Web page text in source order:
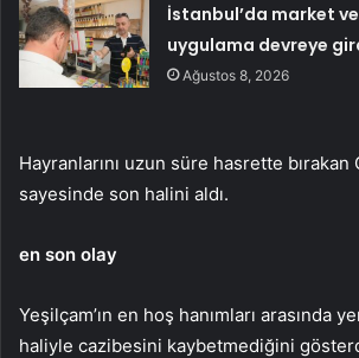
İstanbul’da market
uygulama devreye
Ağustos 8, 2026
Hayranlarını uzun süre hasrette
sayesinde son halini aldı.
en son olay
Yeşilçam’ın en hoş hanımları arasında
haliyle cazibesini kaybetmediğini